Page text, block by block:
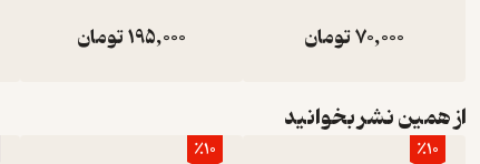
70,000تومان 195,000تومان
از همین نشر بخوانید
٪10 ٪10